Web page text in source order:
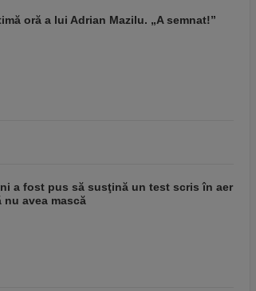
oră a lui Adrian Mazilu. „A semnat!”
a fost pus să susţină un test scris în aer
nu avea mască